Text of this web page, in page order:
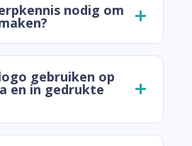
nodig om
gebruiken op
en in gedrukte